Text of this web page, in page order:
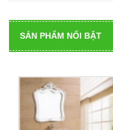
SẢN PHẨM NỔI BẬT